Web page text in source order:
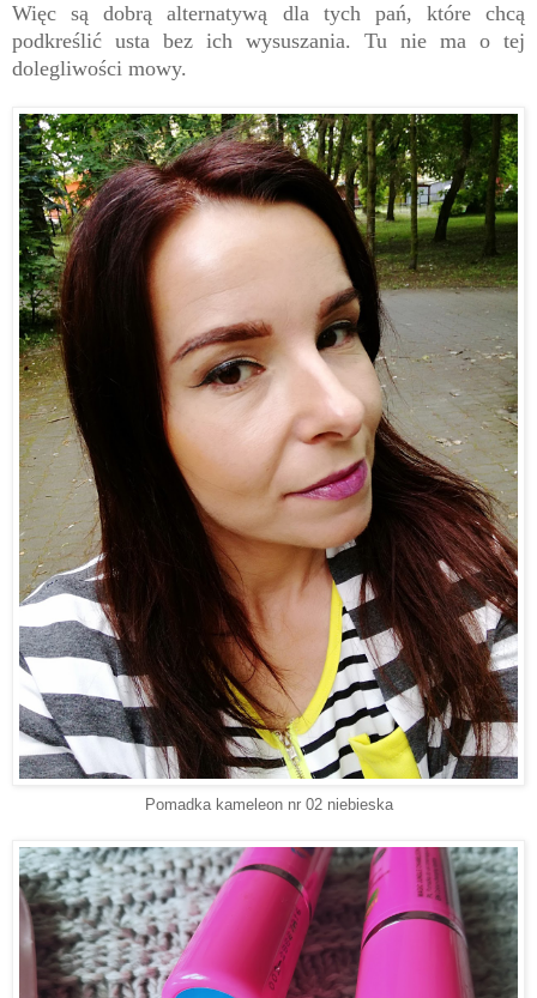
Więc są dobrą alternatywą dla tych pań, które chcą
podkreślić usta bez ich wysuszania. Tu nie ma o tej
dolegliwości mowy.
Pomadka kameleon nr 02 niebieska